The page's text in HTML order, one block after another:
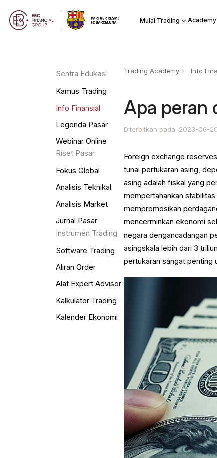
Mulai Trading Academy
Sentra Edukasi
Kamus Trading
Info Finansial
Legenda Pasar
Webinar Online
Riset Pasar
Fokus Global
Analisis Teknikal
Analisis Market
Jurnal Pasar
Instrumen Trading
Software Trading
Aliran Order
Alat Expert Advisor
Kalkulator Trading
Kalender Ekonomi
Trading Academy Info
Apa peran
Diterbitkan pada: 2023-06-
Foreign exchange
tunai pertukaran asing,
asing adalah fiskal yang
mempertahankan
mempromosikan
mencerminkan ekonomi
negara dengancadangan
asingskala lebih dari 3
pertukaran sangat penting